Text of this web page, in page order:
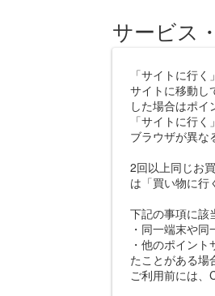
サービス
「サイトに行
サイトに移動し
した場合はポイ
「サイトに行
ブラウザが異な
2回以上同じお
は「買い物に行
下記の事項に該
・同一端末や
・他のポイン
たことがある場
ご利用前には、